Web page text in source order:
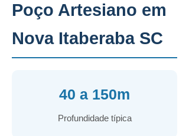
Poço Artesiano em
Nova Itaberaba SC
40 a 150m
Profundidade típica